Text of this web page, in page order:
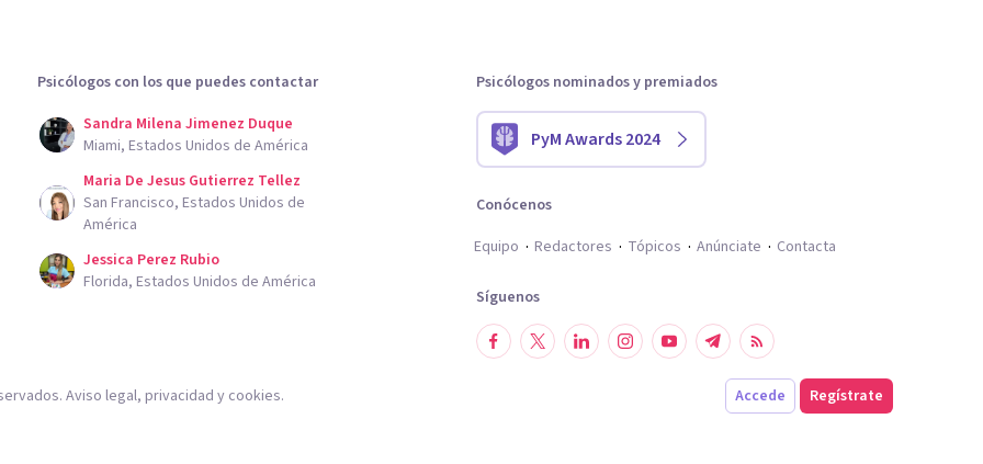
Psicólogos con los que puedes contactar
Sandra Milena Jimenez Duque
Miami, Estados Unidos de América
Maria De Jesus Gutierrez Tellez
San Francisco, Estados Unidos de
América
Jessica Perez Rubio
Florida, Estados Unidos de América
Psicólogos nominados y premiados
PyM Awards 2024
Conócenos
Equipo
Redactores Tópicos Anúnciate Contacta
Síguenos
Accede Regístrate
Aviso legal, privacidad y cookies.